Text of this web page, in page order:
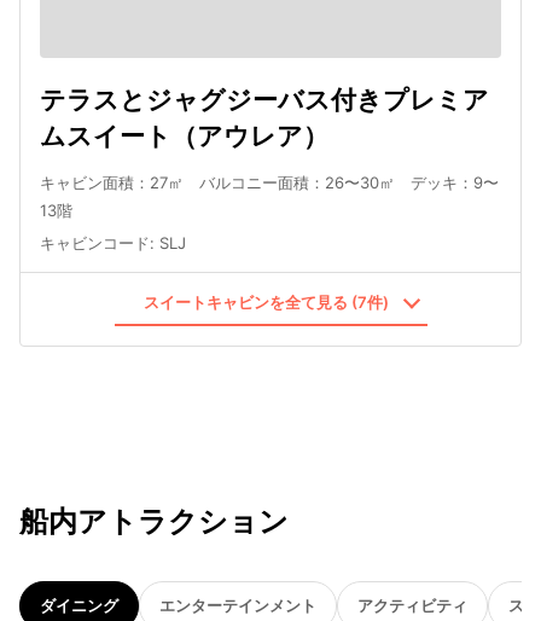
テラスとジャグジーバス付きプレミア
ムスイート（アウレア）
キャビン面積：27㎡ バルコニー面積：26〜30㎡ デッキ：9〜
13階
キャビンコード: SLJ
スイートキャビンを全て見る (7件)
船内アトラクション
ダイニング エンターテインメント アクティビティ ス